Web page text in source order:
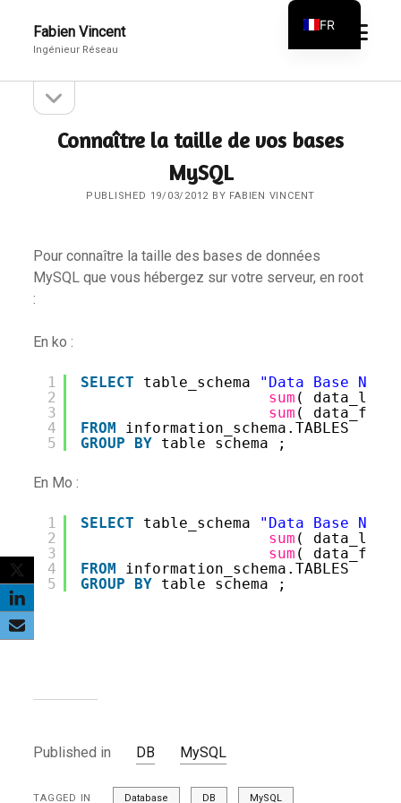
Fabien Vincent
Ingénieur Réseau
open
menu
Sidebarsidebar
Connaître la taille de vos bases
MySQL
PUBLISHED 19/03/2012 BY FABIEN VINCENT
Pour connaître la taille des bases de données
MySQL que vous hébergez sur votre serveur, en root
:
En ko :
1
2
3
4
5
SELECT table_schema "Data Base
sum (
sum (
FROM
information_schema.TABLES
GROUP
BY table_schema ;
En Mo :
1
2
3
4
5
SELECT table_schema "Data Base
sum (
sum (
FROM
information_schema.TABLES
GROUP
BY table_schema ;
Published in DB MySQL
TAGGED IN Database DB MySQL
FR
EN